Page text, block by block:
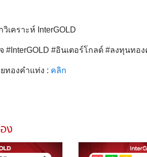
เคราะห์ InterGOLD
#InterGOLD #อินเตอร์โกลด์ #ลงทุนท
ทองคำแท่ง : คลิก
ง